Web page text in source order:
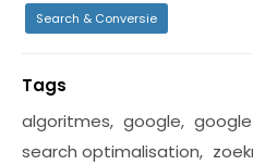
Search & Conversie
Tags
algoritmes, google,
search optimalisation,